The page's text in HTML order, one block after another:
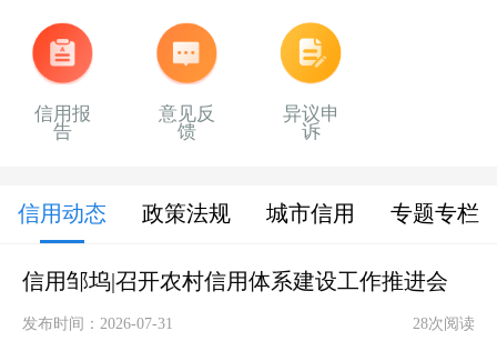
信用报
告
意见反
馈
异议申
诉
信用动态 政策法规 城市信用 专题专栏
信用邹坞|召开农村信用体系建设工作推进会
发布时间：2026-07-31 28次阅读